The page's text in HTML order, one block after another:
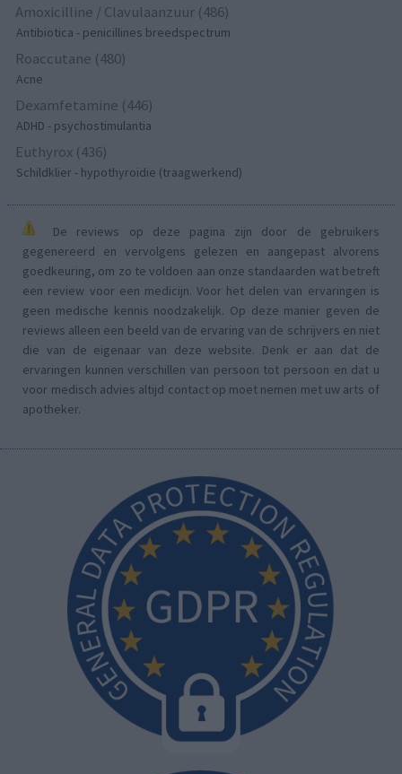
Amoxicilline / Clavulaanzuur (486)
Antibiotica - penicillines breedspectrum
Roaccutane (480)
Acne
Dexamfetamine (446)
ADHD - psychostimulantia
Euthyrox (436)
Schildklier - hypothyroidie (traagwerkend)
De reviews op deze pagina zijn door de gebruikers
gegenereerd en vervolgens gelezen en aangepast alvorens
goedkeuring, om zo te voldoen aan onze standaarden wat betreft
een review voor een medicijn. Voor het delen van ervaringen is
geen medische kennis noodzakelijk. Op deze manier geven de
reviews alleen een beeld van de ervaring van de schrijvers en niet
die van de eigenaar van deze website. Denk er aan dat de
ervaringen kunnen verschillen van persoon tot persoon en dat u
voor medisch advies altijd contact op moet nemen met uw arts of
apotheker.